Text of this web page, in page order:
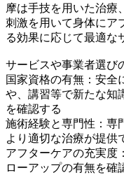
摩は手技を用いた治療
刺激を用いて身体にア
る効果に応じて最適な
サービスや事業者選び
国家資格の有無：安全
や、講習等で新たな知
を確認する
施術経験と専門性：専
より適切な治療が提供
アフターケアの充実度
ローアップの有無を確